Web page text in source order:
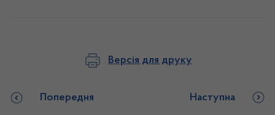
Версія для друку
Попередня Наступна